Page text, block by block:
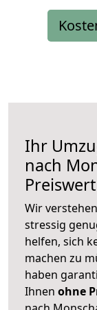
Ihr
nach
Preiswert
Wir
stressig
helfen, sich
machen zu
haben
Ihnen ohne